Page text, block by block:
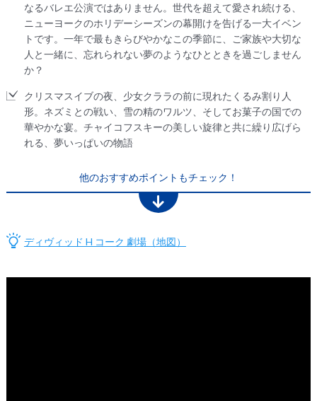
なるバレエ公演ではありません。世代を超えて愛され続ける、
ニューヨークのホリデーシーズンの幕開けを告げる一大イベン
トです。一年で最もきらびやかなこの季節に、ご家族や大切な
人と一緒に、忘れられない夢のようなひとときを過ごしません
か？
クリスマスイブの夜、少女クララの前に現れたくるみ割り人
形。ネズミとの戦い、雪の精のワルツ、そしてお菓子の国での
華やかな宴。チャイコフスキーの美しい旋律と共に繰り広げら
れる、夢いっぱいの物語
他のおすすめポイントもチェック！
ディヴィッド H コーク 劇場（地図）